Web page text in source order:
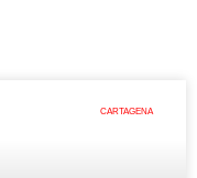
CARTAGENA